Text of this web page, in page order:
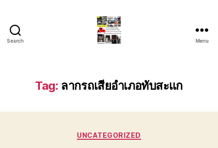
Search
สไลด์
ใน
หัวหิน
ชั่วโมง
Menu
Tag: ลากรถเสียอำเภอทับสะแก
Categories
UNCATEGORIZED